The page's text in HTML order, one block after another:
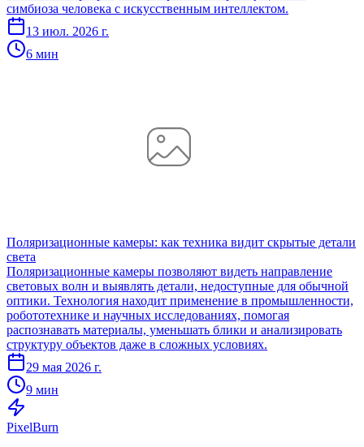
симбиоза человека с искусственным интеллектом.
13 июл. 2026 г.
6 мин
Поляризационные камеры: как техника видит скрытые детали
света
Поляризационные камеры позволяют видеть направление
световых волн и выявлять детали, недоступные для обычной
оптики. Технология находит применение в промышленности,
робототехнике и научных исследованиях, помогая
распознавать материалы, уменьшать блики и анализировать
структуру объектов даже в сложных условиях.
29 мая 2026 г.
9 мин
PixelBurn